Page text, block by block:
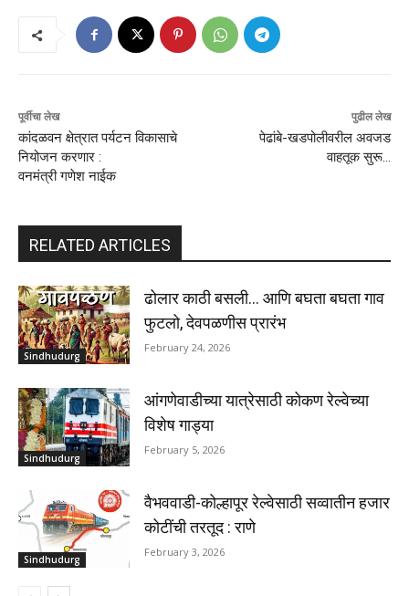
पूर्वीचा लेख
कांदळवन क्षेत्रात पर्यटन विकासाचे
नियोजन करणार :
वनमंत्री गणेश नाईक
पुढील लेख
पेढांबे-खडपोलीवरील अवजड
वाहतूक सुरू…
RELATED ARTICLES
Sindhudurg
ढोलार काठी बसली… आणि बघता बघता गाव
फुटलो, देवपळणीस प्रारंभ
February 24, 2026
Sindhudurg
आंगणेवाडीच्या यात्रेसाठी कोकण रेल्वेच्या
विशेष गाड्या
February 5, 2026
Sindhudurg
वैभववाडी-कोल्हापूर रेल्वेसाठी सव्वातीन हजार
कोटींची तरतूद : राणे
February 3, 2026